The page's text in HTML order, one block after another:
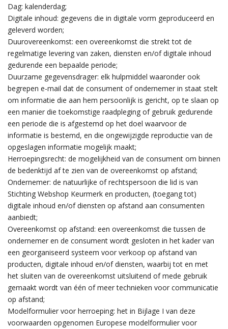
Dag: kalenderdag;
Digitale inhoud: gegevens die in digitale vorm geproduceerd en
geleverd worden;
Duurovereenkomst: een overeenkomst die strekt tot de
regelmatige levering van zaken, diensten en/of digitale inhoud
gedurende een bepaalde periode;
Duurzame gegevensdrager: elk hulpmiddel waaronder ook
begrepen e-mail dat de consument of ondernemer in staat stelt
om informatie die aan hem persoonlijk is gericht, op te slaan op
een manier die toekomstige raadpleging of gebruik gedurende
een periode die is afgestemd op het doel waarvoor de
informatie is bestemd, en die ongewijzigde reproductie van de
opgeslagen informatie mogelijk maakt;
Herroepingsrecht: de mogelijkheid van de consument om binnen
de bedenktijd af te zien van de overeenkomst op afstand;
Ondernemer: de natuurlijke of rechtspersoon die lid is van
Stichting Webshop Keurmerk en producten, (toegang tot)
digitale inhoud en/of diensten op afstand aan consumenten
aanbiedt;
Overeenkomst op afstand: een overeenkomst die tussen de
ondernemer en de consument wordt gesloten in het kader van
een georganiseerd systeem voor verkoop op afstand van
producten, digitale inhoud en/of diensten, waarbij tot en met
het sluiten van de overeenkomst uitsluitend of mede gebruik
gemaakt wordt van één of meer technieken voor communicatie
op afstand;
Modelformulier voor herroeping: het in Bijlage I van deze
voorwaarden opgenomen Europese modelformulier voor